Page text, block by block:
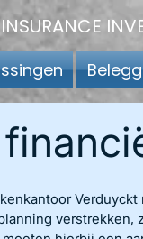
INSURANCE
verstrekken,